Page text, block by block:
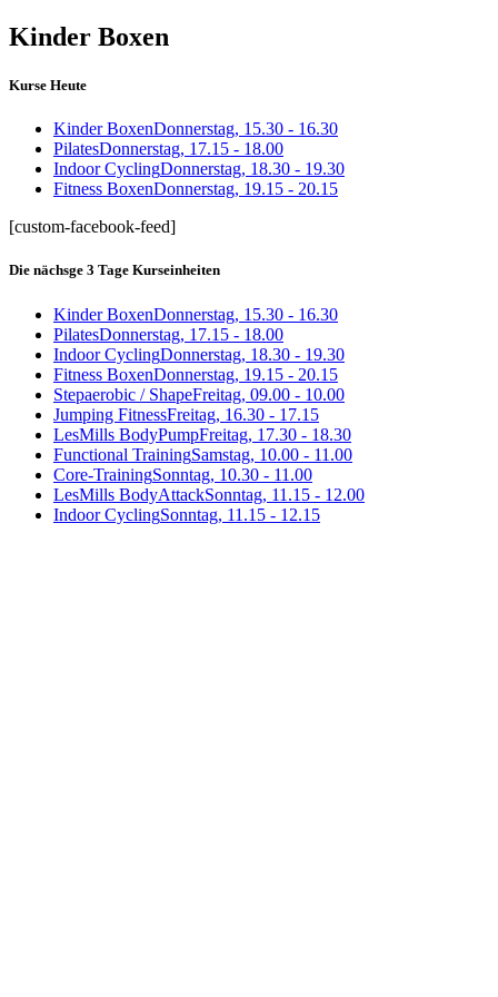
Kinder Boxen
Kurse Heute
Kinder BoxenDonnerstag, 15.30 - 16.30
PilatesDonnerstag, 17.15 - 18.00
Indoor CyclingDonnerstag, 18.30 - 19.30
Fitness BoxenDonnerstag, 19.15 - 20.15
[custom-facebook-feed]
Die nächsge 3 Tage Kurseinheiten
Kinder BoxenDonnerstag, 15.30 - 16.30
PilatesDonnerstag, 17.15 - 18.00
Indoor CyclingDonnerstag, 18.30 - 19.30
Fitness BoxenDonnerstag, 19.15 - 20.15
Stepaerobic / ShapeFreitag, 09.00 - 10.00
Jumping FitnessFreitag, 16.30 - 17.15
LesMills BodyPumpFreitag, 17.30 - 18.30
Functional TrainingSamstag, 10.00 - 11.00
Core-TrainingSonntag, 10.30 - 11.00
LesMills BodyAttackSonntag, 11.15 - 12.00
Indoor CyclingSonntag, 11.15 - 12.15